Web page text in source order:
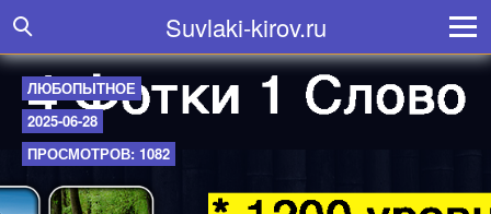
Suvlaki-kirov.ru
ЛЮБОПЫТНОЕ
2025-06-28
ПРОСМОТРОВ: 1082